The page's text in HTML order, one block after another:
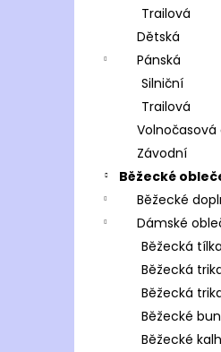
Trailová
Dětská
Pánská
Silniční
Trailová
Volnočasová
Závodní
Běžecké
Běžecké
Dámské
Běžecká
Běžecká
Běžecká
Běžecké
Běžecké